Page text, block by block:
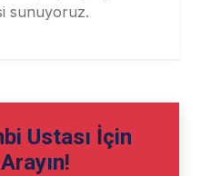
sunuyoruz.
Ustası İçin